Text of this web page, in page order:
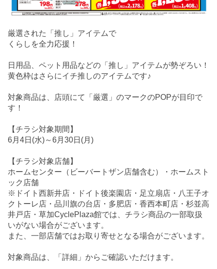
厳選された「推し」アイテムで
くらしを全力応援！
日用品、ペット用品などの「推し」アイテムが勢ぞろい！
黄色枠はさらにイチ推しのアイテムです♪
対象商品は、店頭にて「厳選」のマークのPOPが目印で
す！
【チラシ対象期間】
6月4日(水)～6月30日(月)
【チラシ対象店舗】
ホームセンター（ビーバートザン店舗含む）・ホームスト
ック店舗
※ドイト西新井店・ドイト後楽園店・足立扇店・八王子オ
クトーレ店・品川旗の台店・多肥店・香西本町店・杉並高
井戸店・草加CyclePlaza館では、チラシ商品の一部取扱
いがない場合がございます。
また、一部店舗ではお取り寄せとなる場合がございます。
対象商品は、「詳細」からご確認いただけます。